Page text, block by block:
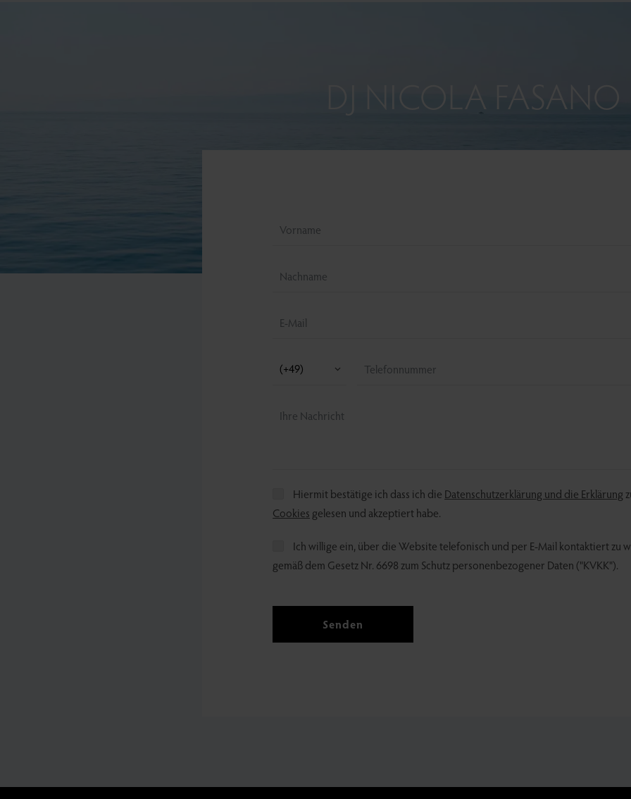
DJ NICOLA FASANO
Hiermit bestätige ich dass ich die Datenschutzerklärung und die Erklärung
Cookies gelesen und akzeptiert habe.
Ich willige ein, über die Website telefonisch und per E-Mail kontaktiert zu
gemäß dem Gesetz Nr. 6698 zum Schutz personenbezogener Daten ("KVKK").
Senden